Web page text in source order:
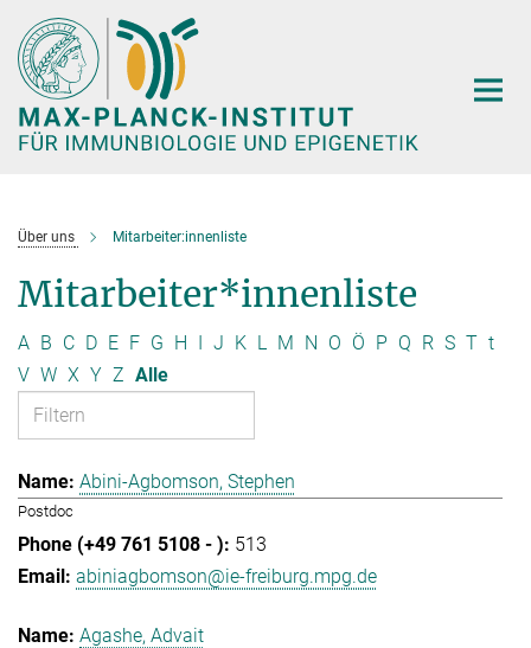
Hauptinhalt
Über uns Mitarbeiter:innenliste
Mitarbeiter*innenliste
A B C D E F G H I J K L M N O Ö P Q R S T t
V W X Y Z Alle
Abini-Agbomson, Stephen
Postdoc
513
abiniagbomson@ie-freiburg.mpg.de
Agashe, Advait